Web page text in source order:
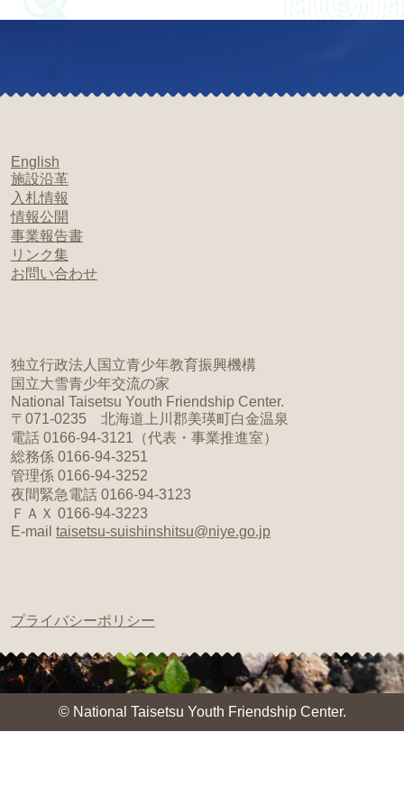
English
施設沿革
入札情報
情報公開
事業報告書
リンク集
お問い合わせ
独立行政法人国立青少年教育振興機構
国立大雪青少年交流の家
National Taisetsu Youth Friendship Center.
〒071-0235 北海道上川郡美瑛町白金温泉
電話 0166-94-3121（代表・事業推進室）
総務係 0166-94-3251
管理係 0166-94-3252
夜間緊急電話 0166-94-3123
ＦＡＸ 0166-94-3223
E-mail taisetsu-suishinshitsu@niye.go.jp
プライバシーポリシー
© National Taisetsu Youth Friendship Center.